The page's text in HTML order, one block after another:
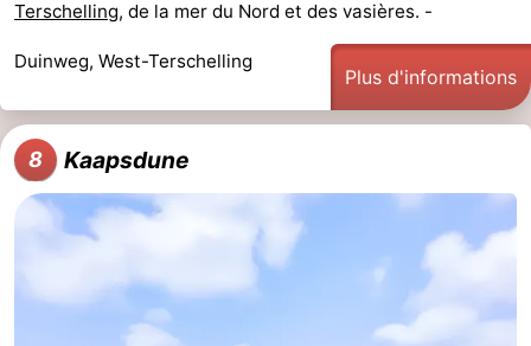
Terschelling, de la mer du Nord et des vasières. -
Duinweg, West-Terschelling
Plus d'informations
8 Kaapsdune